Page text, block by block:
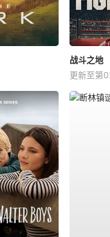
战斗之地
更新至第